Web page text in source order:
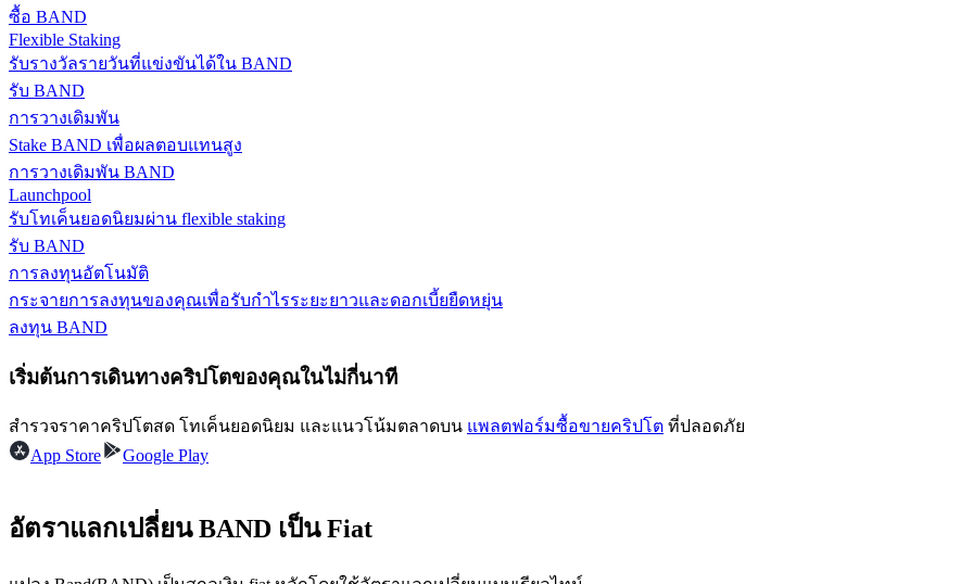
กลยุทธ์การซื้อขาย
เรียนรู้วิธีการรักษาผลกำไร
ได้รับ
ซื้อ BAND
Flexible Staking
รับรางวัลรายวันที่แข่งขันได้ใน BAND
รับ BAND
การวางเดิมพัน
Stake BAND เพื่อผลตอบแทนสูง
การวางเดิมพัน BAND
Launchpool
รับโทเค็นยอดนิยมผ่าน flexible staking
รับ BAND
การลงทุนอัตโนมัติ
กระจายการลงทุนของคุณเพื่อรับกำไรระยะยาวและดอกเบี้ยยืดหยุ่น
ลงทุน BAND
เริ่มต้นการเดินทางคริปโตของคุณในไม่กี่นาที
สำรวจราคาคริปโตสด โทเค็นยอดนิยม และแนวโน้มตลาดบน แพลตฟอร์มซื้อขายคริปโต ที่ปลอดภัย
App Store
Google Play
อัตราแลกเปลี่ยน BAND เป็น Fiat